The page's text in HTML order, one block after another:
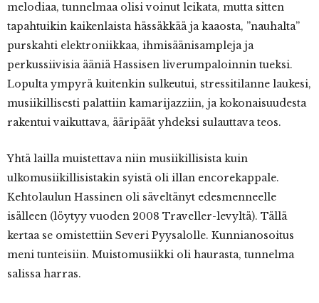
melodiaa, tunnelmaa olisi voinut leikata, mutta sitten
tapahtuikin kaikenlaista hässäkkää ja kaaosta, ”nauhalta”
purskahti elektroniikkaa, ihmisäänisampleja ja
perkussiivisia ääniä Hassisen liverumpaloinnin tueksi.
Lopulta ympyrä kuitenkin sulkeutui, stressitilanne laukesi,
musiikillisesti palattiin kamarijazziin, ja kokonaisuudesta
rakentui vaikuttava, ääripäät yhdeksi sulauttava teos.
Yhtä lailla muistettava niin musiikillisista kuin
ulkomusiikillisistakin syistä oli illan encorekappale.
Kehtolaulun Hassinen oli säveltänyt edesmenneelle
isälleen (löytyy vuoden 2008 Traveller-levyltä). Tällä
kertaa se omistettiin Severi Pyysalolle. Kunnianosoitus
meni tunteisiin. Muistomusiikki oli haurasta, tunnelma
salissa harras.